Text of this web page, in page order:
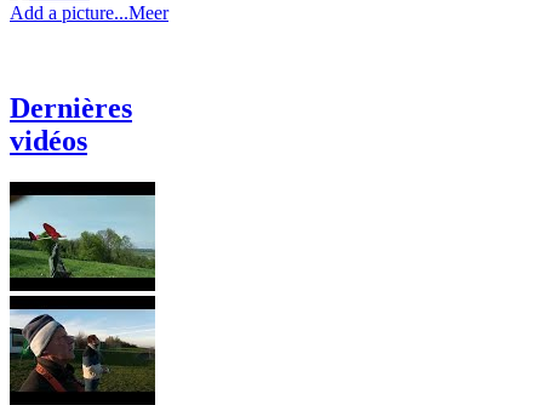
Add a picture...Meer
Dernières
vidéos